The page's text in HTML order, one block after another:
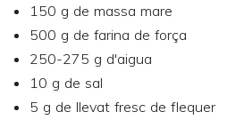
150 g de massa mare
500 g de farina de força
250-275 g d'aigua
10 g de sal
5 g de llevat fresc de flequer